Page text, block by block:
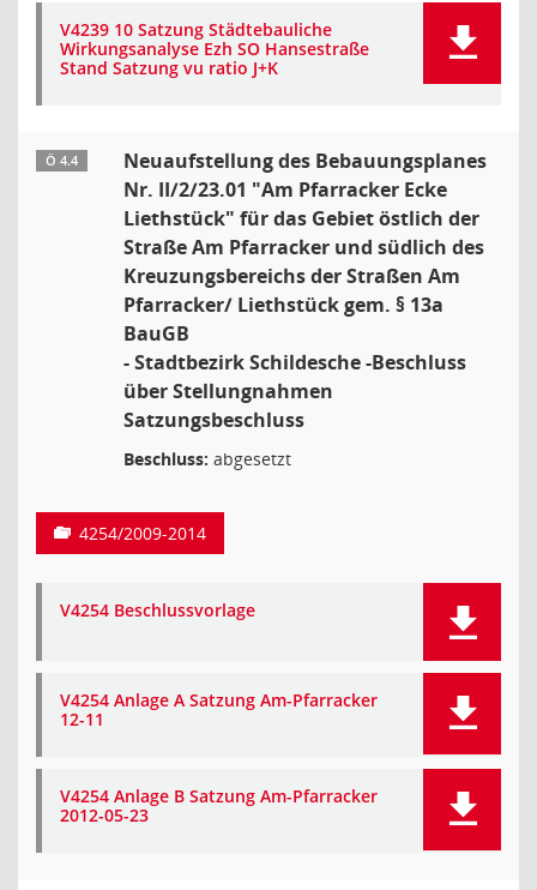
V4239 10 Satzung Städtebauliche
Wirkungsanalyse Ezh SO Hansestraße
Stand Satzung vu ratio J+K
Ö 4.4
Neuaufstellung des Bebauungsplanes
Nr. II/2/23.01 "Am Pfarracker Ecke
Liethstück" für das Gebiet östlich der
Straße Am Pfarracker und südlich des
Kreuzungsbereichs der Straßen Am
Pfarracker/ Liethstück gem. § 13a
BauGB
- Stadtbezirk Schildesche -Beschluss
über Stellungnahmen
Satzungsbeschluss
Beschluss: abgesetzt
4254/2009-2014
V4254 Beschlussvorlage
V4254 Anlage A Satzung Am-Pfarracker
12-11
V4254 Anlage B Satzung Am-Pfarracker
2012-05-23